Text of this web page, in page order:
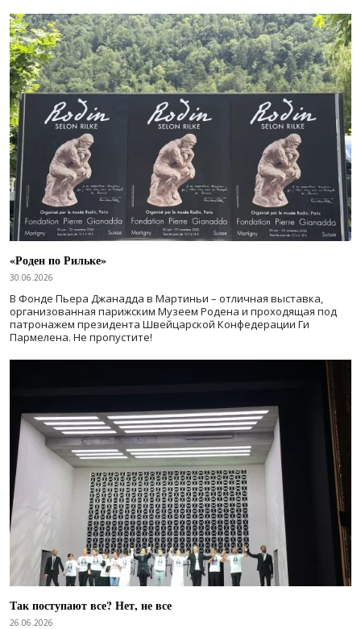
«Роден по Рильке»
30.06.2026
В Фонде Пьера Джанадда в Мартиньи – отличная выставка,
организованная парижским Музеем Родена и проходящая под
патронажем президента Швейцарской Конфедерации Ги
Пармелена. Не пропустите!
Так поступают все? Нет, не все
26.06.2026